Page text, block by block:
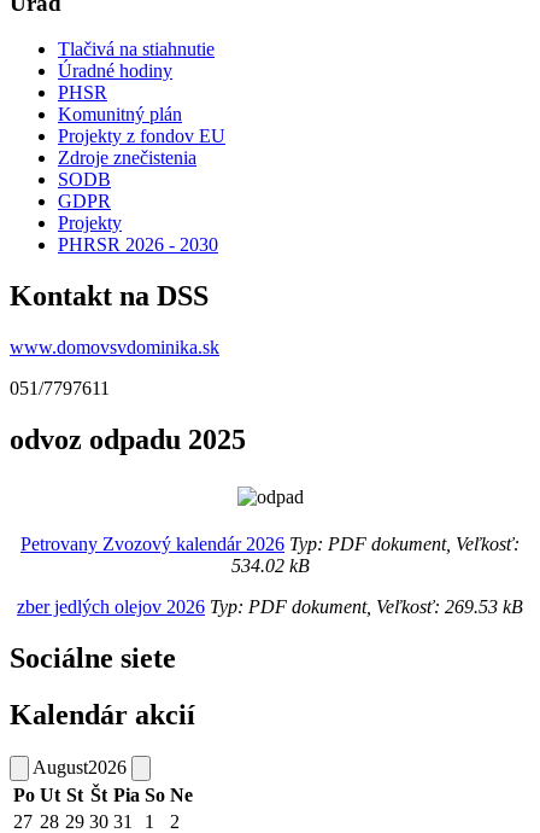
Tlačivá na stiahnutie
Úradné hodiny
PHSR
Komunitný plán
Projekty z fondov EU
Zdroje znečistenia
SODB
GDPR
Projekty
PHRSR 2026 - 2030
Kontakt na DSS
www.domovsvdominika.sk
051/7797611
odvoz odpadu 2025
Petrovany Zvozový kalendár 2026 Typ: PDF dokument, Veľkosť:
534.02 kB
zber jedlých olejov 2026 Typ: PDF dokument, Veľkosť: 269.53 kB
Sociálne siete
Kalendár akcií
August2026
Po Ut St Št Pia So Ne
27 28 29 30 31 1
2